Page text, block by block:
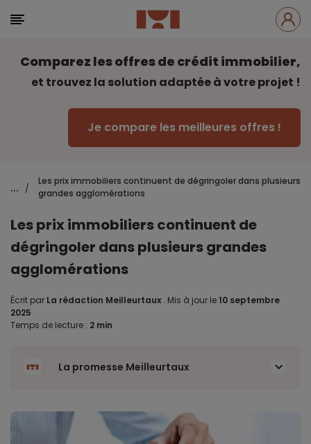
Comparez les offres de crédit immobilier,
et trouvez la solution adaptée à votre projet !
Je compare les meilleures offres !
... /
Les prix immobiliers continuent de dégringoler dans plusieurs
grandes agglomérations
Les prix immobiliers continuent de
dégringoler dans plusieurs grandes
agglomérations
Écrit par La rédaction Meilleurtaux . Mis à jour le 10 septembre
2025 .
Temps de lecture : 2 min
La promesse Meilleurtaux